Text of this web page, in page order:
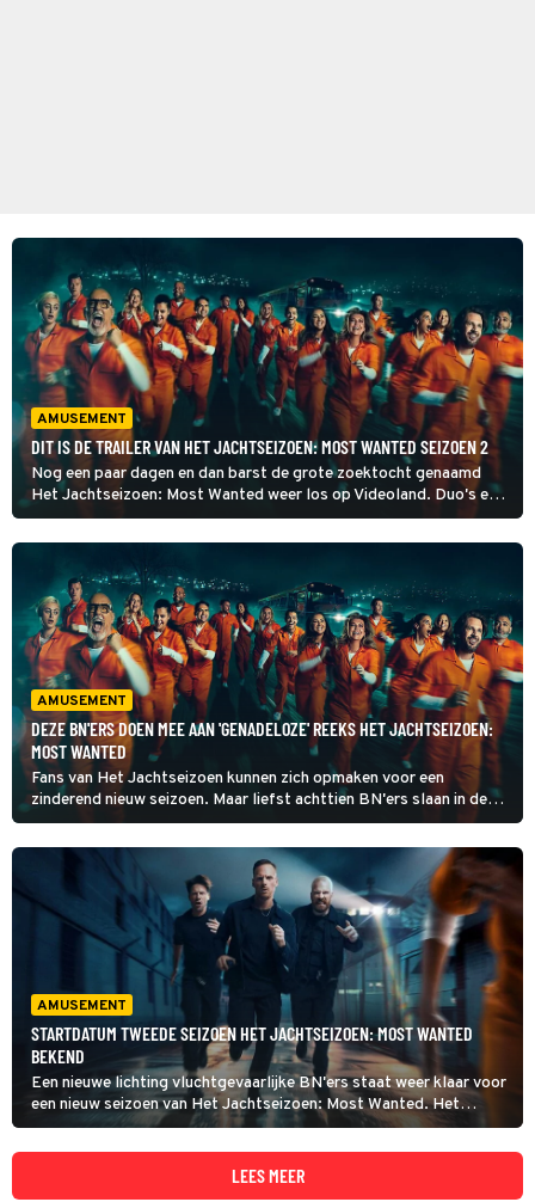
AMUSEMENT
DIT IS DE TRAILER VAN HET JACHTSEIZOEN: MOST WANTED SEIZOEN 2
Nog een paar dagen en dan barst de grote zoektocht genaamd
Het Jachtseizoen: Most Wanted weer los op Videoland. Duo's en
een paar BN'ers solo slaan weer op de vlucht in dit tweede seizoen
en Videoland heeft de eerste beelden gedeeld.
AMUSEMENT
DEZE BN'ERS DOEN MEE AAN 'GENADELOZE' REEKS HET JACHTSEIZOEN:
MOST WANTED
Fans van Het Jachtseizoen kunnen zich opmaken voor een
zinderend nieuw seizoen. Maar liefst achttien BN'ers slaan in de
tweede reeks van Het Jachtseizoen: Most Wanted op de vlucht
voor Giel de Winter, Thomas van der Vlugt en Stefan Jurriens, solo
AMUSEMENT
STARTDATUM TWEEDE SEIZOEN HET JACHTSEIZOEN: MOST WANTED
BEKEND
Een nieuwe lichting vluchtgevaarlijke BN'ers staat weer klaar voor
een nieuw seizoen van Het Jachtseizoen: Most Wanted. Het
belooft de grootste jacht in de geschiedenis van StukTV te
worden...
LEES MEER